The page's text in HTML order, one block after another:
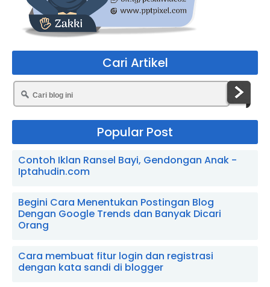
Cari Artikel
Popular Post
Contoh Iklan Ransel Bayi, Gendongan Anak -
Iptahudin.com
Begini Cara Menentukan Postingan Blog
Dengan Google Trends dan Banyak Dicari
Orang
Cara membuat fitur login dan registrasi
dengan kata sandi di blogger